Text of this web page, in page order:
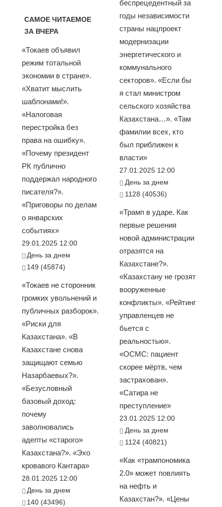
САМОЕ ЧИТАЕМОЕ
ЗА ВЧЕРА
«Токаев объявил
режим тотальной
экономии в стране».
«Хватит мыслить
шаблонами!».
«Налоговая
перестройка без
права на ошибку».
«Почему президент
РК публично
поддержал народного
писателя?».
«Приговоры по делам
о январских
событиях»
29.01.2025 12:00
День за днем
149 (45874)
«Токаев не сторонник
громких увольнений и
публичных разборок».
«Риски для
Казахстана». «В
Казахстане снова
защищают семью
Назарбаевых?».
«Безусловный
базовый доход:
почему
заволновались
адепты «старого»
Казахстана?». «Эхо
кровавого Кантара»
28.01.2025 12:00
День за днем
140 (43496)
беспрецедентный за
годы независимости
страны нацпроект
модернизации
энергетического и
коммунального
секторов». «Если бы
я стал министром
сельского хозяйства
Казахстана…». «Там
фамилии всех, кто
был приближен к
власти»
27.01.2025 12:00
День за днем
1128 (40536)
«Трамп в ударе. Как
первые решения
новой администрации
отразятся на
Казахстане?».
«Казахстану не грозят
вооруженные
конфликты». «Рейтинг
управленцев не
бьется с
реальностью».
«ОСМС: пациент
скорее мёртв, чем
застрахован».
«Сатира не
преступление»
23.01.2025 12:00
День за днем
1124 (40821)
«Как «трампономика
2.0» может повлиять
на нефть и
Казахстан?». «Цены